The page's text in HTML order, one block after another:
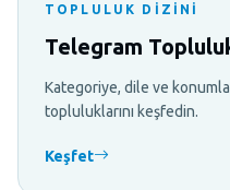
TOPLULUK DIZINI
Telegram
Kategoriye, dile ve
topluluklarını keşfedin.
Keşfet